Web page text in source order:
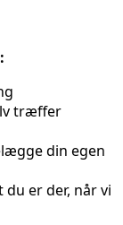
træffer
din egen
du er der, når vi